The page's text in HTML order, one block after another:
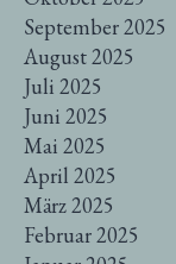
September 2025
August 2025
Juli 2025
Juni 2025
Mai 2025
April 2025
März 2025
Februar 2025